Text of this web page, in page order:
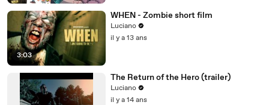
3:03
WHEN - Zombie short film
Luciano
il y a 13 ans
The Return of the Hero (trailer)
Luciano
il y a 14 ans